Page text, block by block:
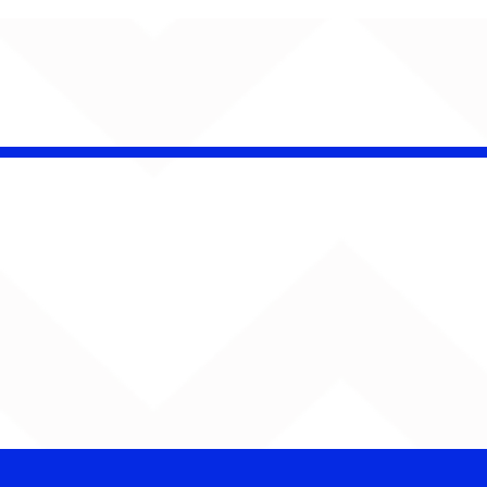
Barão Vermelho reúne